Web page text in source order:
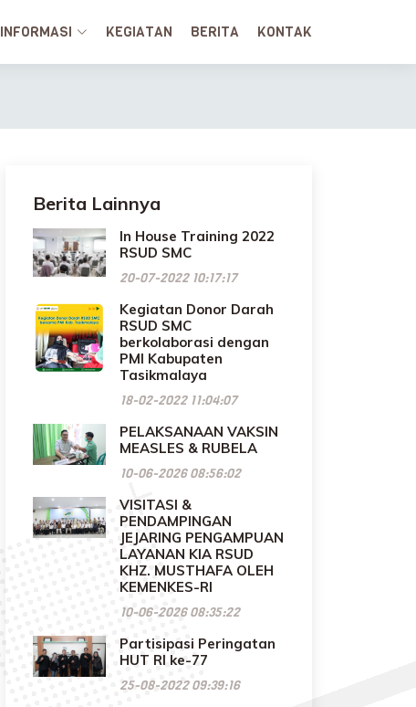
INFORMASI KEGIATAN BERITA KONTAK
Berita Lainnya
In House Training 2022
RSUD SMC
20-07-2022 10:17:17
Kegiatan Donor Darah
RSUD SMC
berkolaborasi dengan
PMI Kabupaten
Tasikmalaya
18-02-2022 11:04:07
PELAKSANAAN VAKSIN
MEASLES & RUBELA
10-06-2026 08:56:02
VISITASI &
PENDAMPINGAN
JEJARING PENGAMPUAN
LAYANAN KIA RSUD
KHZ. MUSTHAFA OLEH
KEMENKES-RI
10-06-2026 08:35:22
Partisipasi Peringatan
HUT RI ke-77
25-08-2022 09:39:16